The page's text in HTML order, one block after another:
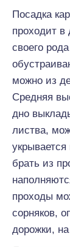
Посадка
проходит в
своего
можно из
Средняя
дно
листва,
брать из
проходы
сорняков,
дорожки,